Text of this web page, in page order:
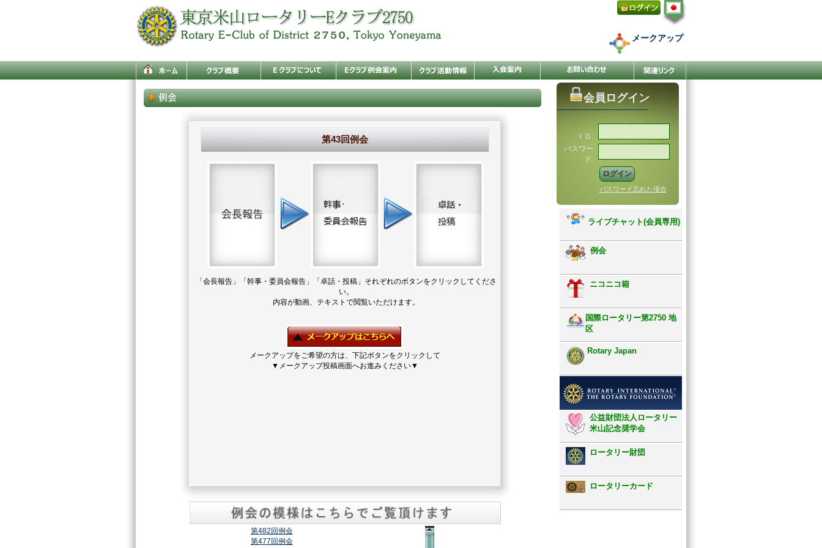
メークアップ
第43回例会
「会長報告」「幹事・委員会報告」「卓話・投稿」それぞれのボタンをクリックしてくださ
い。
内容が動画、テキストで閲覧いただけます。
メークアップをご希望の方は、下記ボタンをクリックして
▼メークアップ投稿画面へお進みください▼
第482回例会
第477回例会
会員ログイン
ＩＤ:
パスワー
ド:
パスワード忘れた場合
ライブチャット(会員専用)
例会
ニコニコ箱
国際ロータリー第2750 地
区
Rotary Japan
公益財団法人ロータリー
米山記念奨学会
ロータリー財団
ロータリーカード